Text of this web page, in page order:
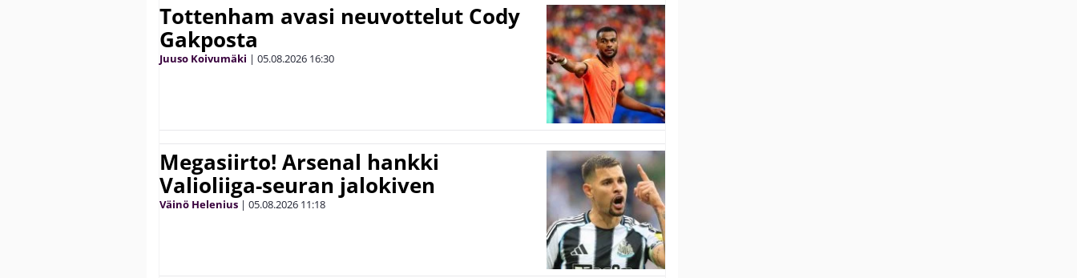
Tottenham avasi neuvottelut Cody
Gakposta
Juuso Koivumäki | 05.08.2026 16:30
Megasiirto! Arsenal hankki
Valioliiga-seuran jalokiven
Väinö Helenius | 05.08.2026 11:18